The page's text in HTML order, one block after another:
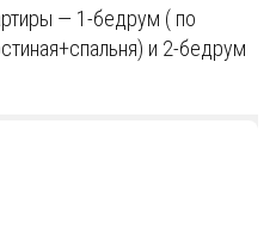
— 1-бедрум ( по
и 2-бедрум